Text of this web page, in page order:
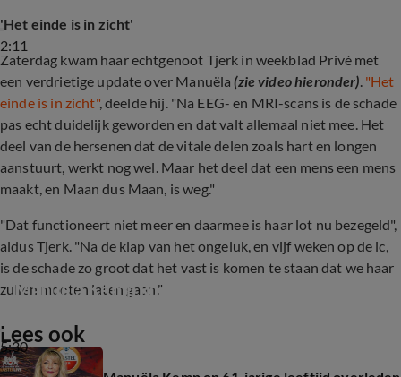
2:11
'Het einde is in zicht'
Zaterdag kwam haar echtgenoot Tjerk in weekblad Privé met
een verdrietige update over Manuëla(zie video hieronder). "Het
einde is in zicht", deelde hij. "Na EEG- en MRI-scans is de schade
pas echt duidelijk geworden en dat valt allemaal niet mee. Het
deel van de hersenen dat de vitale delen zoals hart en longen
aanstuurt, werkt nog wel. Maar het deel dat een mens een mens
maakt, en Maan dus Maan, is weg."
"Dat functioneert niet meer en daarmee is haar lot nu bezegeld",
aldus Tjerk. "Na de klap van het ongeluk, en vijf weken op de ic,
is de schade zo groot dat het vast is komen te staan dat we haar
zullen moeten laten gaan."
5:30
Manuëla Kemp komt te overlijden
Lees ook